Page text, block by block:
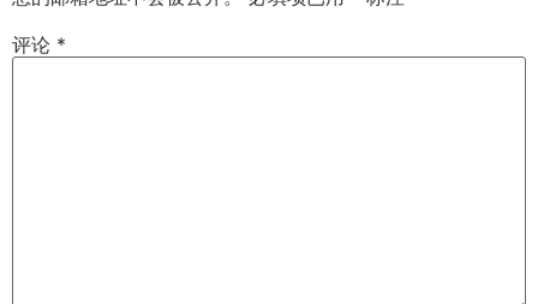
评论 *